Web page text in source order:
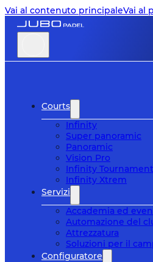
Vai al contenuto principaleVai al
Courts
Infinity
Super panoramic
Panoramic
Vision Pro
Infinity Tournament
Infinity Xtrem
Servizi
Accademia ed
Automazione del
Attrezzatura
Soluzioni per il
Configuratore